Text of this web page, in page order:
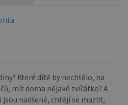
Které dítě by nechtělo, na
mít doma nějaké zvířátko? A
nadšené, chtějí se mazlit,